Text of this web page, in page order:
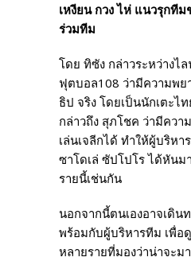
เหงียน กวง ไห่ แนวรุกที
ร่วมทีม
โดย ทิซัง กล่าวระหว่างไ
ฟุตบอล108 ว่ามีความพ
ธิป จริง โดยเป็นนักเตะไ
กล่าวถึง สุภโชค ว่ามีควา
เล่นเจลีกได้ ทำให้ผู้บริห
ซาโดเล่ ซัปโปโร ได้หันม
รายนี้เช่นกัน
นอกจากนี้ตนเองอาจเดิน
พร้อมกับผู้บริหารทีม เพื่อ
หลายรายที่มองว่าน่าจะ